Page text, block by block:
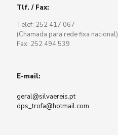
Tlf. / Fax:
Telef: 252 417 067
(Chamada para rede fixa nacional)
Fax: 252 494 539
E-mail:
geral@silvaereis.pt
dps_trofa@hotmail.com